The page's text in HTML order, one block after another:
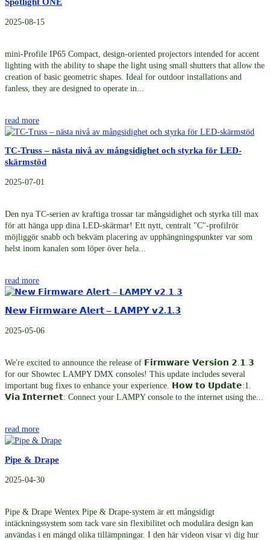
2025-08-15
mini-Profile IP65 Compact, design-oriented projectors intended for accent
lighting with the ability to shape the light using small shutters that allow the
creation of basic geometric shapes. Ideal for outdoor installations and
fanless, they are designed to operate in...
read more
TC-Truss – nästa nivå av mångsidighet och styrka för LED-
skärmstöd
2025-07-01
Den nya TC-serien av kraftiga trossar tar mångsidighet och styrka till max
för att hänga upp dina LED-skärmar! Ett nytt, centralt "C"-profilrör
möjliggör snabb och bekväm placering av upphängningspunkter var som
helst inom kanalen som löper över hela...
read more
𝗡𝗲𝘄 𝗙𝗶𝗿𝗺𝘄𝗮𝗿𝗲 𝗔𝗹𝗲𝗿𝘁 – 𝗟𝗔𝗠𝗣𝗬 𝘃𝟮.𝟭.𝟯
2025-05-06
We're excited to announce the release of 𝗙𝗶𝗿𝗺𝘄𝗮𝗿𝗲 𝗩𝗲𝗿𝘀𝗶𝗼𝗻 𝟮.𝟭.𝟯
for our Showtec LAMPY DMX consoles! This update includes several
important bug fixes to enhance your experience. 𝗛𝗼𝘄 𝘁𝗼 𝗨𝗽𝗱𝗮𝘁𝗲:1.
𝗩𝗶𝗮 𝗜𝗻𝘁𝗲𝗿𝗻𝗲𝘁: Connect your LAMPY console to the internet using the...
read more
Pipe & Drape
2025-04-30
Pipe & Drape Wentex Pipe & Drape-system är ett mångsidigt
intäckningssystem som tack vare sin flexibilitet och modulära design kan
användas i en mängd olika tillämpningar. I den här videon visar vi dig hur